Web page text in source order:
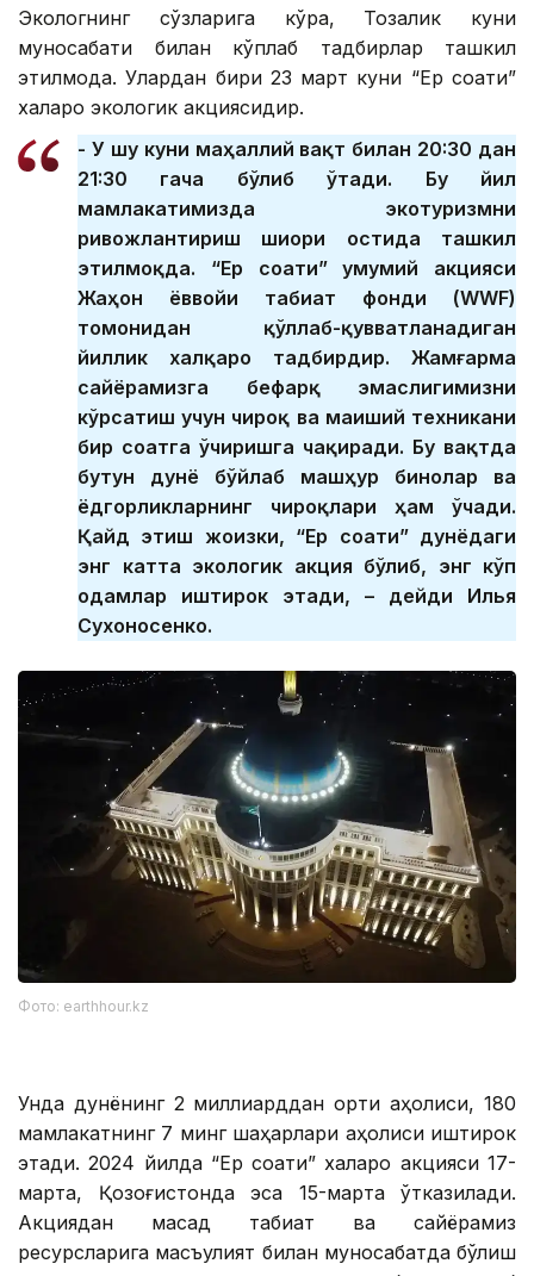
Экологнинг сўзларига кўра, Тозалик куни
муносабати билан кўплаб тадбирлар ташкил
этилмоқда. Улардан бири 23 март куни “Ер соати”
халқаро экологик акциясидир.
- У шу куни маҳаллий вақт билан 20:30 дан
21:30 гача бўлиб ўтади. Бу йил
мамлакатимизда экотуризмни
ривожлантириш шиори остида ташкил
этилмоқда. “Ер соати” умумий акцияси
Жаҳон ёввойи табиат фонди (WWF)
томонидан қўллаб-қувватланадиган
йиллик халқаро тадбирдир. Жамғарма
сайёрамизга бефарқ эмаслигимизни
кўрсатиш учун чироқ ва маиший техникани
бир соатга ўчиришга чақиради. Бу вақтда
бутун дунё бўйлаб машҳур бинолар ва
ёдгорликларнинг чироқлари ҳам ўчади.
Қайд этиш жоизки, “Ер соати” дунёдаги
энг катта экологик акция бўлиб, энг кўп
одамлар иштирок этади, – дейди Илья
Сухоносенко.
Фото: earthhour.kz
Унда дунёнинг 2 миллиарддан ортиқ аҳолиси, 180
мамлакатнинг 7 минг шаҳарлари аҳолиси иштирок
этади. 2024 йилда “Ер соати” халқаро акцияси 17-
марта, Қозоғистонда эса 15-марта ўтказилади.
Акциядан мақсад табиат ва сайёрамиз
ресурсларига масъулият билан муносабатда бўлиш